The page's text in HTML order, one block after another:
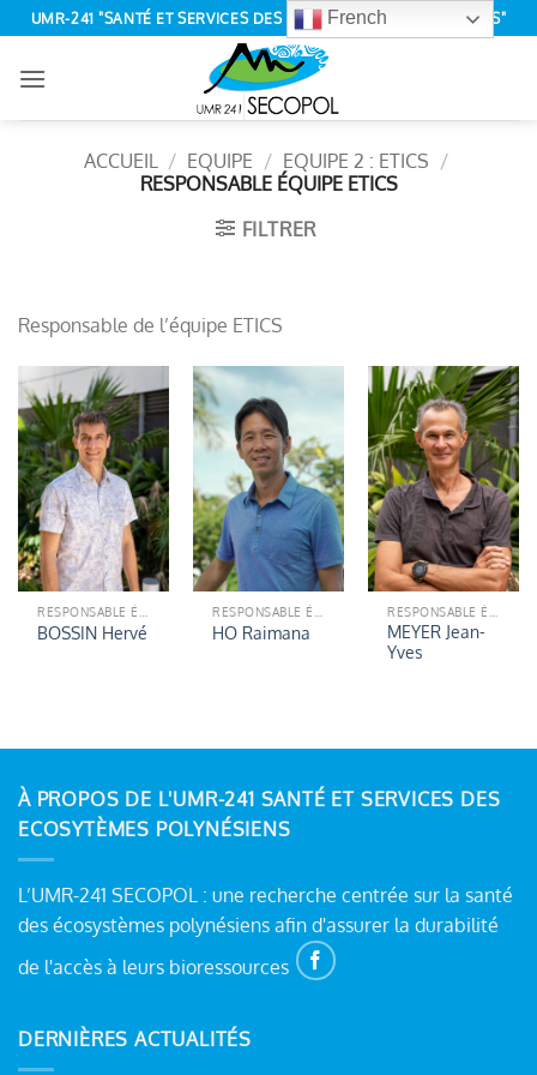
Passer
au
contenu
UMR-241 "SANTÉ ET SERVICES DES ÉCOSYSTÈMES POLYNÉSIENS"
ACCUEIL / EQUIPE / EQUIPE 2 : ETICS /
RESPONSABLE ÉQUIPE ETICS
FILTRER
Responsable de l’équipe ETICS
BOSSIN Hervé HO Raimana
MEYER Jean-
Yves
À PROPOS DE L'UMR-241 SANTÉ ET SERVICES DES
ECOSYTÈMES POLYNÉSIENS
L’UMR-241 SECOPOL : une recherche centrée sur la santé
des écosystèmes polynésiens afin d'assurer la durabilité
de l'accès à leurs bioressources
DERNIÈRES ACTUALITÉS
French